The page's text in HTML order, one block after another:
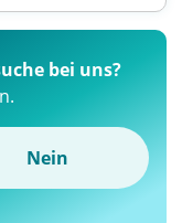
bei uns?
Nein